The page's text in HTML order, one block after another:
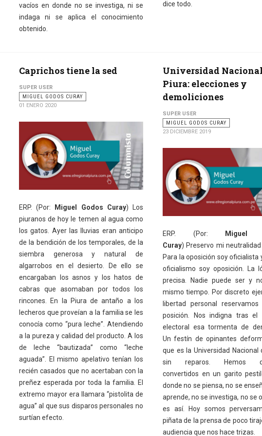
vacíos en donde no se investiga, ni se
indaga ni se aplica el conocimiento
obtenido.
dice todo.
Caprichos tiene la sed
SUPER USER
MIGUEL GODOS CURAY
01 ENERO 2020
ERP. (Por: Miguel Godos Curay) Los
piuranos de hoy le temen al agua como
los gatos. Ayer las lluvias eran anticipo
de la bendición de los temporales, de la
siembra generosa y natural de
algarrobos en el desierto. De ello se
encargaban los asnos y los hatos de
cabras que asomaban por todos los
rincones. En la Piura de antaño a los
lecheros que proveían a la familia se les
conocía como “pura leche”. Atendiendo
a la pureza y calidad del producto. A los
de leche “bautizada” como “leche
aguada”. El mismo apelativo tenían los
recién casados que no acertaban con la
preñez esperada por toda la familia. El
extremo mayor era llamara “pistolita de
agua” al que sus disparos personales no
surtían efecto.
Universidad
Piura: elecciones y
demoliciones
SUPER USER
MIGUEL GODOS CURAY
23 DICIEMBRE 2019
ERP. (Por:
Miguel
Curay) Preservo mi
Para la oposición soy oficialista
oficialismo soy oposición. La
precisa. Nadie puede ser y
mismo tiempo. Por discreto
libertad personal reservamos
posición. Nos indigna tras el
electoral esa tormenta de
Un festín de opinantes
que es la Universidad Nacional
sin reparos. Hemos
convertidos en un garito
donde no se piensa, no se
aprende, no se investiga, no se
es así. Hoy somos
piñata de la prensa de poco
audiencia que nos hace trizas.